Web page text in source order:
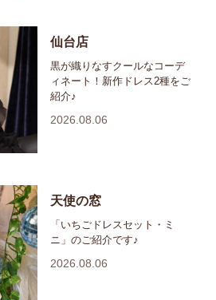
仙台店
黒が織りなすクールなコーデ
ィネート！新作ドレス2種をご
紹介♪
2026.08.06
天使の窓
「いちごドレスセット・ミ
ニ」のご紹介です♪
2026.08.06